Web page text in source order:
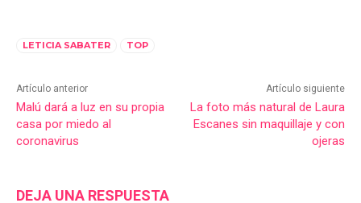
LETICIA SABATER TOP
Artículo anterior
Malú dará a luz en su propia
casa por miedo al
coronavirus
Artículo siguiente
La foto más natural de Laura
Escanes sin maquillaje y con
ojeras
DEJA UNA RESPUESTA